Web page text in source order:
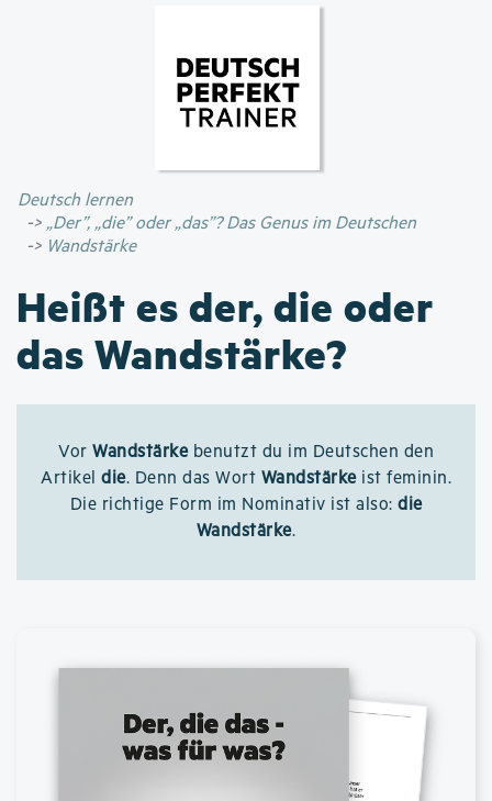
Inhalt
Deutsch lernen
„Der”, „die” oder „das”? Das Genus im Deutschen
Wandstärke
Heißt es der, die oder
das Wandstärke?
Vor Wandstärkebenutzt du im Deutschen den
Artikel die. Denn das Wort Wandstärkeist feminin.
Die richtige Form im Nominativ ist also: die
Wandstärke.